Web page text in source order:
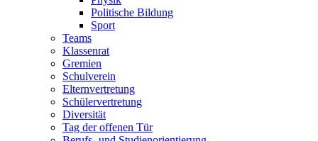
Politische Bildung
Sport
Teams
Klassenrat
Gremien
Schulverein
Elternvertretung
Schülervertretung
Diversität
Tag der offenen Tür